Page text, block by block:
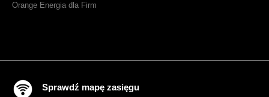
Orange Energia dla Firm
Sprawdź mapę zasięgu